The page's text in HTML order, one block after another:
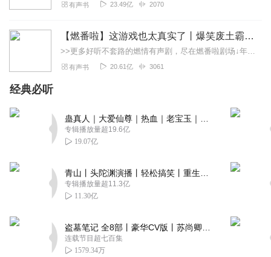
有声书 23.49亿 2070
【燃番啦】这游戏也太真实了丨爆笑废土霸榜神作丨紫襟剧社制作
>>更多好听不套路的燃情有声剧，尽在燃番啦剧场↓年度重磅推荐本专辑为VIP免费专辑每天上午10点5集更新，订阅可以听到最新内容哦！每周抽一个专辑五星优质评论送...
有声书 20.61亿 3061
经典必听
专辑播放量超19.6亿
19.07亿
专辑播放量超11.3亿
11.30亿
连载节目超七百集
1579.34万